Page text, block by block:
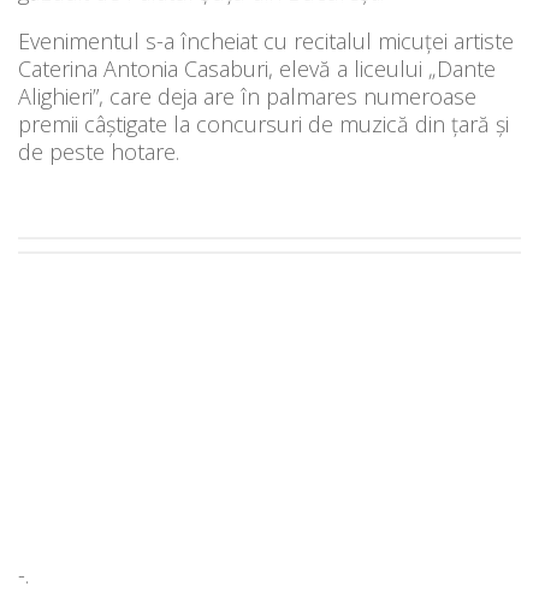
Evenimentul s-a încheiat cu recitalul micuței artiste
Caterina Antonia Casaburi, elevă a liceului „Dante
Alighieri”, care deja are în palmares numeroase
premii câștigate la concursuri de muzică din țară și
de peste hotare.
-.